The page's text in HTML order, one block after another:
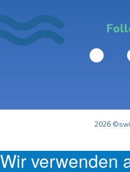
2026
Wir verwenden